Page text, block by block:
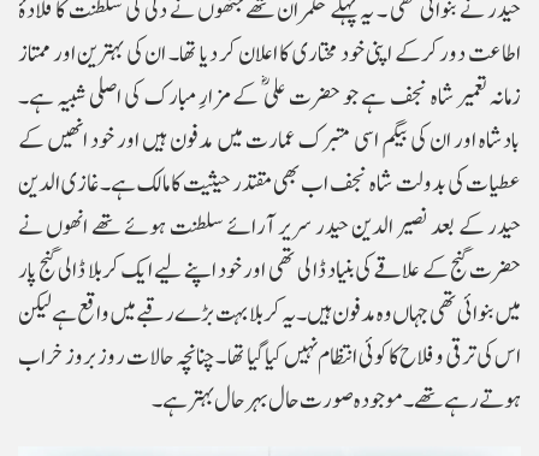
حیدر نے بنوائی تھی ۔ یہ پہلے حکمران تھے جنھوں نے دلی کی سلطنت کا قلادۂ
اطاعت دور کرکے اپنی خود مختاری کا اعلان کر دیا تھا۔ ان کی بہترین اور ممتاز
زمانہ تعمیر شاہ نجف ہے جو حضرت علی ؓ کے مزارِ مبارک کی اصلی شبیہ ہے۔
بادشاہ اور ان کی بیگم اسی متبرک عمارت میں مدفون ہیں اور خود انھیں کے
عطیات کی بدولت شاہ نجف اب بھی مقتدر حیثیت کا مالک ہے۔ غازی الدین
حیدر کے بعد نصیر الدین حیدر سریر آرائے سلطنت ہوئے تھے انھوں نے
حضرت گنج کے علاقے کی بنیاد ڈا لی تھی اور خود اپنے لیے ایک کربلا ڈالی گنج پار
میں بنوائی تھی جہاں وہ مدفون ہیں۔ یہ کربلا بہت بڑے رقبے میں واقع ہے لیکن
اس کی ترقی و فلاح کا کوئی انتظام نہیں کیا گیا تھا ۔ چنانچہ حالات روز بروز خراب
ہوتے رہے تھے۔ موجودہ صورت حال بہر حال بہتر ہے۔